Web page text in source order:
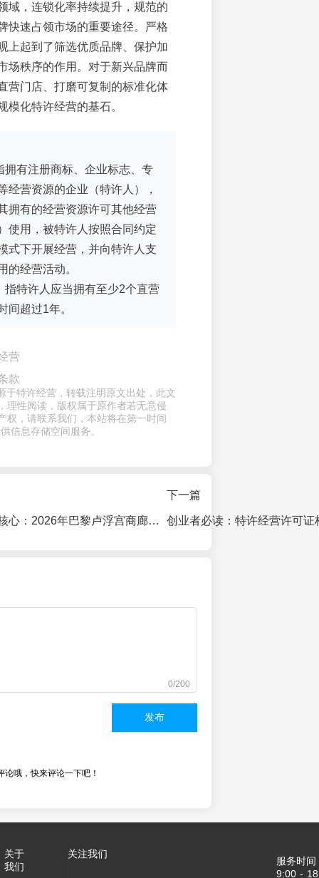
域，连锁化率持续提升，规范的
快速占领市场的重要途径。严格
上起到了筛选优质品牌、保护加
场秩序的作用。对于新兴品牌而
营门店、打磨可复制的标准化体
模化特许经营的基石。
拥有注册商标、企业标志、专
经营资源的企业（特许人），
拥有的经营资源许可其他经营
使用，被特许人按照合同约定
式下开展经营，并向特许人支
的经营活动。
指特许人应当拥有至少2个直营
间超过1年。
营
款
于特许经营，转载注明原文出处，此文
理性阅读，版权属于原作者若无意侵
权，请联系我们，本站将在第一时间
信息存储空间服务。
茶百道进军欧洲核心：2026年巴黎卢浮宫商廊门店即将开业
下一篇
0/200
发布
论哦，快来评论一下吧！
关于
我们
关注我们
服务时
9:00 -